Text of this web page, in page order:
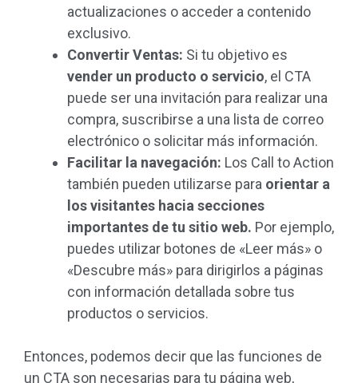
actualizaciones o acceder a contenido
exclusivo.
ConvertirVentas: Si tu objetivo es
vender un producto o servicio, el CTA
puede ser una invitación para realizar una
compra, suscribirse a una lista de correo
electrónico o solicitar más información.
Facilitar la navegación: Los Call to Action
también pueden utilizarse para orientar a
los visitantes hacia secciones
importantes de tu sitio web. Por ejemplo,
puedes utilizar botones de «Leer más» o
«Descubre más» para dirigirlos a páginas
con información detallada sobre tus
productos o servicios.
Entonces, podemos decir que las funciones de
un CTA son necesarias para tu página web,